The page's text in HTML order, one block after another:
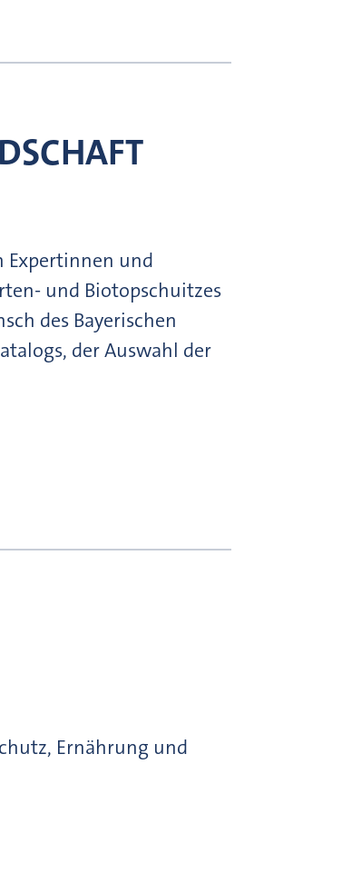
Expertinnen und
und Biotopschuitzes
des Bayerischen
der Auswahl der
Ernährung und